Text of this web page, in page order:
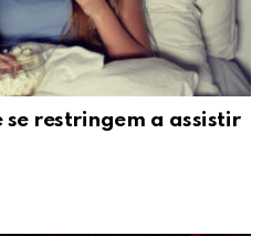
se restringem a assistir